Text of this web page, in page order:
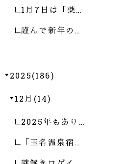
1月7日は「薬…
謹んで新年の…
2025(186)
12月(14)
2025年もあり…
「玉名温泉宿…